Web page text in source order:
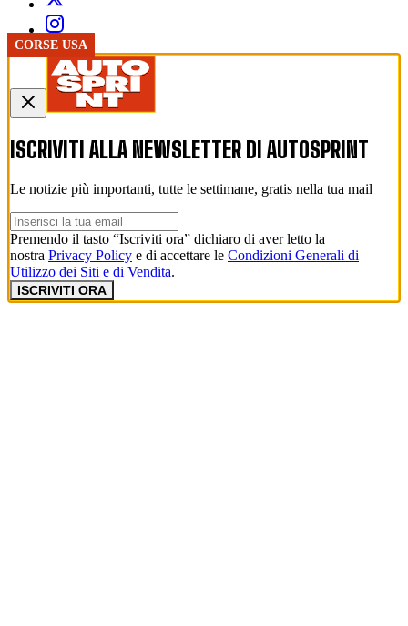
PISTA
PISTA
CORSE USA
ISCRIVITI ALLA NEWSLETTER DI AUTOSPRINT
Le notizie più importanti, tutte le settimane, gratis nella tua mail
Premendo il tasto “Iscriviti ora” dichiaro di aver letto la
nostra Privacy Policy e di accettare le Condizioni Generali di
Utilizzo dei Siti e di Vendita.
ISCRIVITI ORA